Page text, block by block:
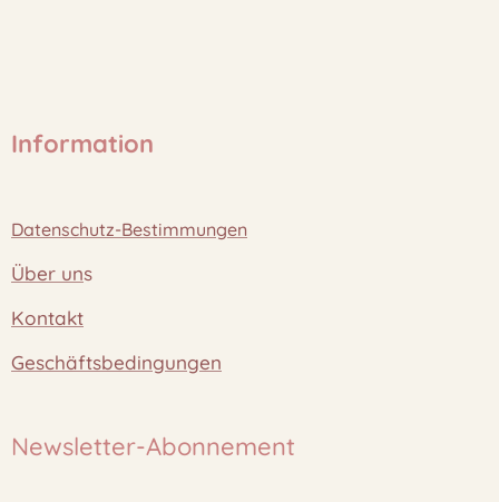
Information
Datenschutz-Bestimmungen
Über uns
Kontakt
Geschäftsbedingungen
Newsletter-Abonnement